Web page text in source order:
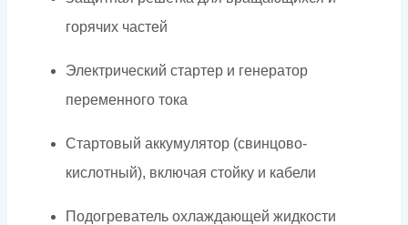
горячих частей
Электрический стартер и генератор
переменного тока
Стартовый аккумулятор (свинцово-
кислотный), включая стойку и кабели
Подогреватель охлаждающей жидкости